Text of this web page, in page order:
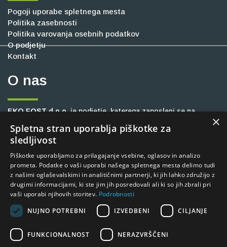
Pogoji uporabe spletnega mesta
Politika zasebnosti
Politika varovanja osebnih podatkov
O podjetju
Kontakt
O nas
EKO FOST d.o.o.je podjetje, katerega zaposleni se na
inovativnih in trajnostnih rešitev na različnih področjih, kot so
gradbeništvo, industrija, cestna oprema, kmetijstvo ter
komunalne dejavnosti. Stremimo k okolju prijaznemu
delovanju, čisti in urejeni okolici, zato vam zagotavljamo
visoko produktivne ter zanesljive stroje, ki so dolgoročno
vzdržljivi in minimalno posegajo v okolje. V naši ponudbi
najdete široko paleto delovnih strojev, kvaliteten servis ter
dobavo originalnih nadomestnih delov.
×
Spletna stran uporablja piškotke za
sledljivost
Piškotke uporabljamo za prilagajanje vsebine, oglasov in analizo
prometa. Podatke o vaši uporabi našega spletnega mesta delimo tudi
z našimi oglaševalskimi in analitičnimi partnerji, ki jih lahko združijo z
drugimi informacijami, ki ste jim jih posredovali ali ki so jih zbrali pri
vaši uporabi njihovih storitev. Podrobnosti
NUJNO POTREBNI
IZVEDBENI CILJANJE
FUNKCIONALNOST NERAZVRŠČENI